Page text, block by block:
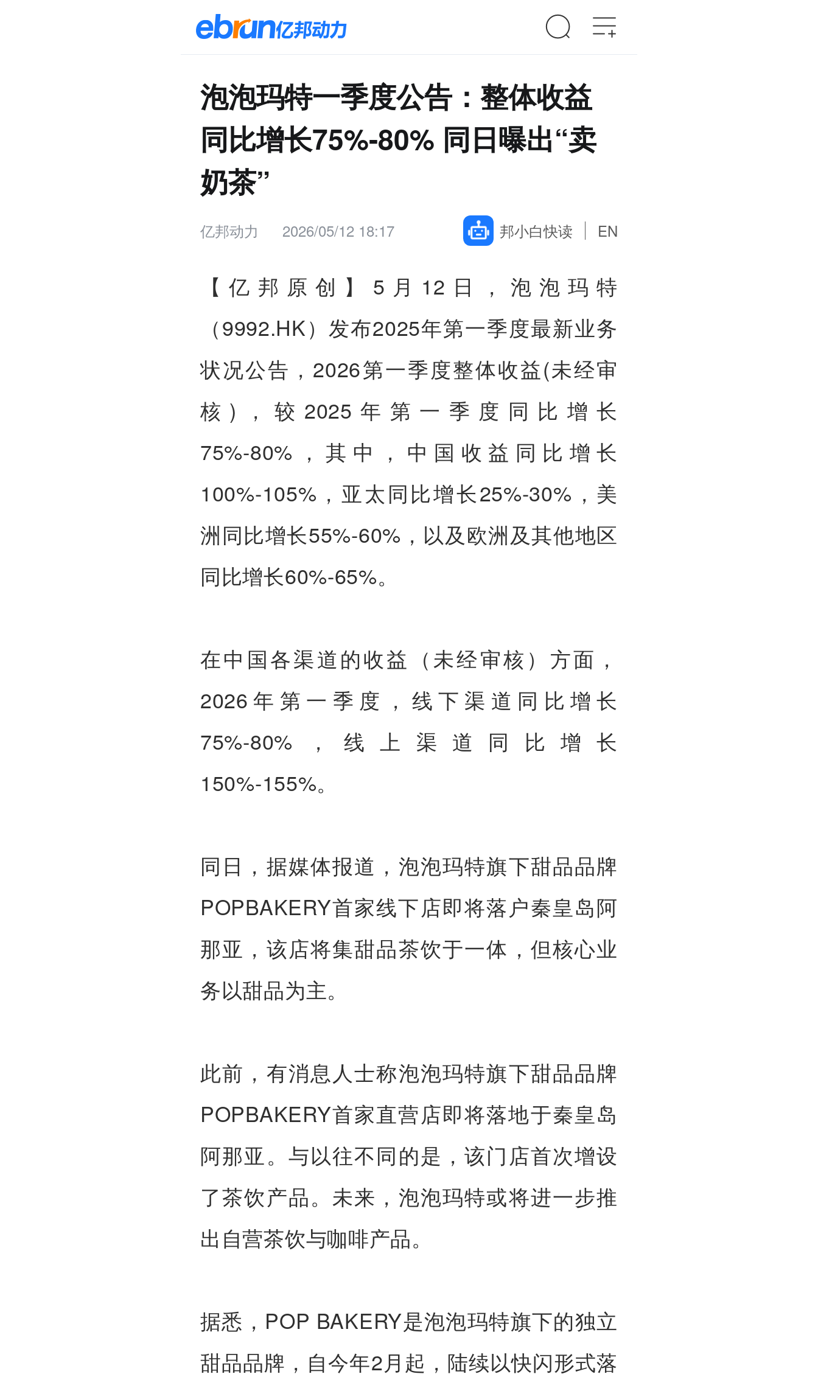
泡泡玛特一季度公告：整体收益
同比增长75%-80% 同日曝出“卖
奶茶”
亿邦动力 2026/05/12 18:17 邦小白快读 EN
【亿邦原创】 5月12日，泡泡玛特
（9992.HK）发布2025年第一季度最新业务
状况公告，2026第一季度整体收益(未经审
核)，较2025年第一季度同比增长
75%-80%，其中，中国收益同比增长
100%-105%，亚太同比增长25%-30%，美
洲同比增长55%-60%，以及欧洲及其他地区
同比增长60%-65%。
在中国各渠道的收益（未经审核）方面，
2026年第一季度，线下渠道同比增长
75%-80%，线上渠道同比增长
150%-155%。
同日，据媒体报道，泡泡玛特旗下甜品品牌
POPBAKERY首家线下店即将落户秦皇岛阿
那亚，该店将集甜品茶饮于一体，但核心业
务以甜品为主。
此前，有消息人士称泡泡玛特旗下甜品品牌
POPBAKERY首家直营店即将落地于秦皇岛
阿那亚。与以往不同的是，该门店首次增设
了茶饮产品。未来，泡泡玛特或将进一步推
出自营茶饮与咖啡产品。
据悉，POP BAKERY是泡泡玛特旗下的独立
甜品品牌，自今年2月起，陆续以快闪形式落